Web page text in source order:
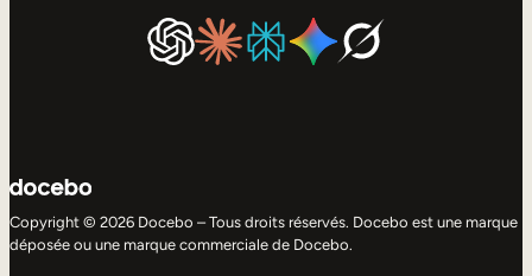
Copyright © 2026 Docebo – Tous droits réservés. Docebo est une marque
déposée ou une marque commerciale de Docebo.